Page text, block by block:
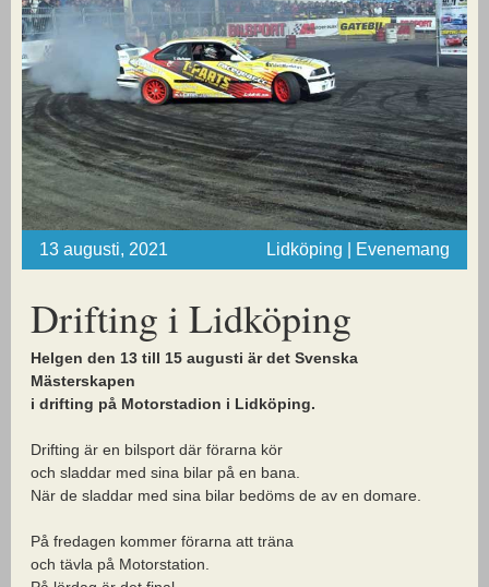
13 augusti, 2021 Lidköping | Evenemang
Drifting i Lidköping
Helgen den 13 till 15 augusti är det Svenska
Mästerskapen
i drifting på Motorstadion i Lidköping.
Drifting är en bilsport där förarna kör
och sladdar med sina bilar på en bana.
När de sladdar med sina bilar bedöms de av en domare.
På fredagen kommer förarna att träna
och tävla på Motorstation.